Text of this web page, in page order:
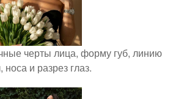
черты лица, форму губ, линию
носа и разрез глаз.